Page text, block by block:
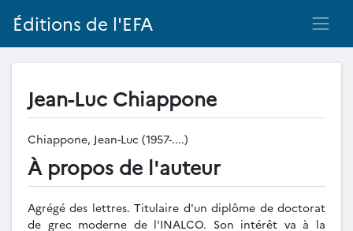
Éditions de l'EFA
Jean-Luc Chiappone
Chiappone, Jean-Luc (1957-....)
À propos de l'auteur
Agrégé des lettres. Titulaire d'un diplôme de doctorat
de grec moderne de l'INALCO. Son intérêt va à la